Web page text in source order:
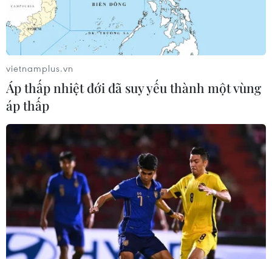
Nếu Mỹ áp quy chế với xe ôtô kết nối bán tại thị trường
nội địa sử dụng công nghệ Trung Quốc, dự kiến doanh
nghiệp Hàn Quốc cũng không tránh khỏi bị ảnh hưởng.
vietnamplus.vn
Áp thấp nhiệt đới đã suy yếu thành một vùng
áp thấp